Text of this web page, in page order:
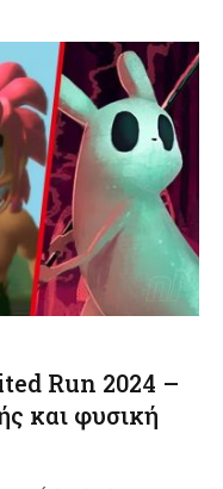
Run 2024 –
και φυσική